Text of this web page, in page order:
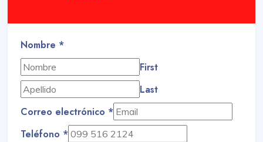
Nombre *
First
Last
Correo electrónico *
Teléfono *